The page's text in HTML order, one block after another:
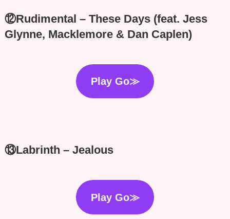
⑫Rudimental – These Days (feat. Jess
Glynne, Macklemore & Dan Caplen)
Play Go≫
⑬Labrinth – Jealous
Play Go≫